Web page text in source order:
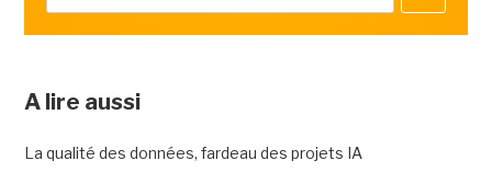
A lire aussi
La qualité des données, fardeau des projets IA